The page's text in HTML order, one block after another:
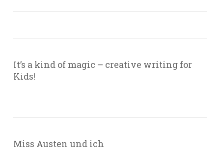
It’s a kind of magic – creative writing for
Kids!
Miss Austen und ich